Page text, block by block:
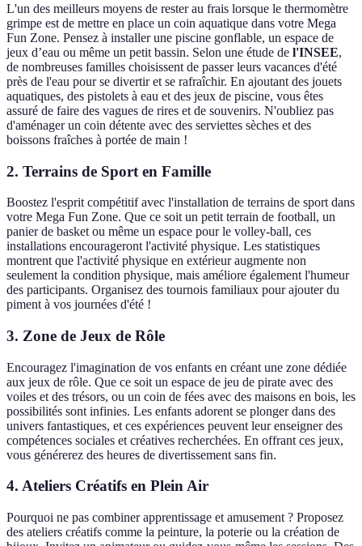
L'un des meilleurs moyens de rester au frais lorsque le thermomètre
grimpe est de mettre en place un coin aquatique dans votre Mega
Fun Zone. Pensez à installer une piscine gonflable, un espace de
jeux d’eau ou même un petit bassin. Selon une étude de l'INSEE,
de nombreuses familles choisissent de passer leurs vacances d'été
près de l'eau pour se divertir et se rafraîchir. En ajoutant des jouets
aquatiques, des pistolets à eau et des jeux de piscine, vous êtes
assuré de faire des vagues de rires et de souvenirs. N'oubliez pas
d'aménager un coin détente avec des serviettes sèches et des
boissons fraîches à portée de main !
2. Terrains de Sport en Famille
Boostez l'esprit compétitif avec l'installation de terrains de sport dans
votre Mega Fun Zone. Que ce soit un petit terrain de football, un
panier de basket ou même un espace pour le volley-ball, ces
installations encourageront l'activité physique. Les statistiques
montrent que l'activité physique en extérieur augmente non
seulement la condition physique, mais améliore également l'humeur
des participants. Organisez des tournois familiaux pour ajouter du
piment à vos journées d'été !
3. Zone de Jeux de Rôle
Encouragez l'imagination de vos enfants en créant une zone dédiée
aux jeux de rôle. Que ce soit un espace de jeu de pirate avec des
voiles et des trésors, ou un coin de fées avec des maisons en bois, les
possibilités sont infinies. Les enfants adorent se plonger dans des
univers fantastiques, et ces expériences peuvent leur enseigner des
compétences sociales et créatives recherchées. En offrant ces jeux,
vous générerez des heures de divertissement sans fin.
4. Ateliers Créatifs en Plein Air
Pourquoi ne pas combiner apprentissage et amusement ? Proposez
des ateliers créatifs comme la peinture, la poterie ou la création de